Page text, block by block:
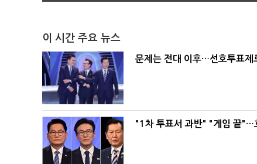
이 시간 주요 뉴스
문제는 전대 이후…선호투표제
"1차 투표서 과반" "게임 끝"…